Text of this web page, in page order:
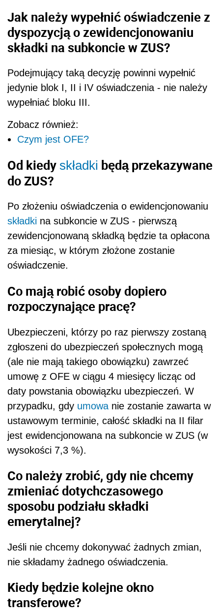
Jak należy wypełnić oświadczenie z
dyspozycją o zewidencjonowaniu
składki na subkoncie w ZUS?
Podejmujący taką decyzję powinni wypełnić
jedynie blok I, II i IV oświadczenia - nie należy
wypełniać bloku III.
Zobacz również:
Czym jest OFE?
Od kiedy składki będą przekazywane
do ZUS?
Po złożeniu oświadczenia o ewidencjonowaniu
składki na subkoncie w ZUS - pierwszą
zewidencjonowaną składką będzie ta opłacona
za miesiąc, w którym złożone zostanie
oświadczenie.
Co mają robić osoby dopiero
rozpoczynające pracę?
Ubezpieczeni, którzy po raz pierwszy zostaną
zgłoszeni do ubezpieczeń społecznych mogą
(ale nie mają takiego obowiązku) zawrzeć
umowę z OFE w ciągu 4 miesięcy licząc od
daty powstania obowiązku ubezpieczeń. W
przypadku, gdy umowa nie zostanie zawarta w
ustawowym terminie, całość składki na II filar
jest ewidencjonowana na subkoncie w ZUS (w
wysokości 7,3 %).
Co należy zrobić, gdy nie chcemy
zmieniać dotychczasowego
sposobu podziału składki
emerytalnej?
Jeśli nie chcemy dokonywać żadnych zmian,
nie składamy żadnego oświadczenia.
Kiedy będzie kolejne okno
transferowe?